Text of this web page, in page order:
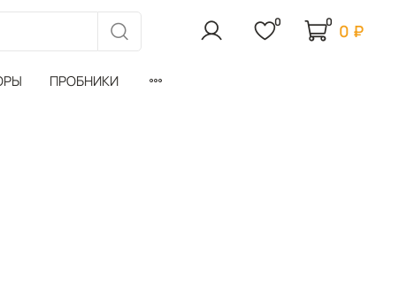
0 0 0 ₽
ПРОБНИКИ